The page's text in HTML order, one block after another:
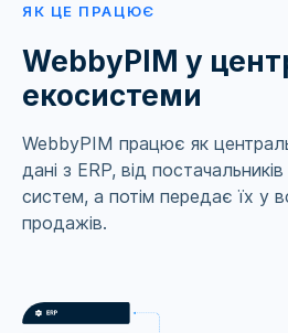
ЯК ЦЕ ПРАЦЮЄ
WebbyPIM у
екосистеми
WebbyPIM працює як
дані з ERP, від
систем, а потім передає їх у
продажів.